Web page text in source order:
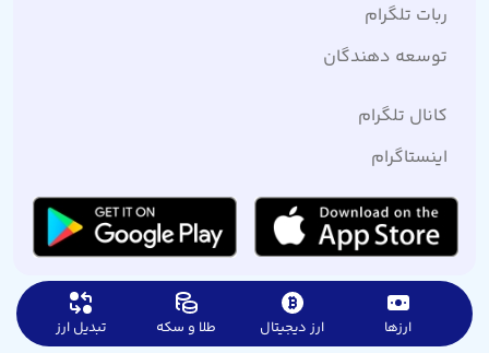
ارزها ارز دیجیتال طلا و سکه تبدیل ارز
ربات تلگرام
توسعه دهندگان
کانال تلگرام
اینستاگرام